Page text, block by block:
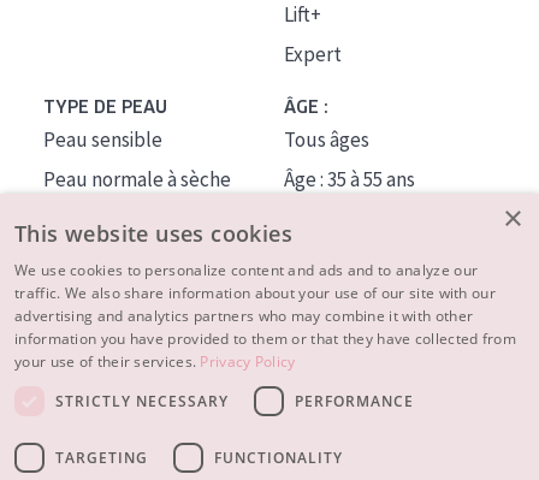
Lift+
Expert
TYPE DE PEAU
Peau sensible
Peau normale à sèche
Peau mixte ou grasse
Peau mature
Peau ménopausée
ÂGE :
Tous âges
Âge : 35 à 55 ans
À PROPOS
CONSEILS BEAUTÉ
×
This website uses cookies
We use cookies to personalize content and ads and to analyze our
traffic. We also share information about your use of our site with our
advertising and analytics partners who may combine it with other
information you have provided to them or that they have collected from
your use of their services. Privacy Policy
STRICTLY NECESSARY
PERFORMANCE
TARGETING FUNCTIONALITY